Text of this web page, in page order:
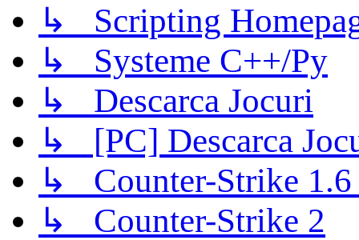
↳ Scripting
↳ Systeme C++/Py
↳ Descarca Jocuri
↳ [PC] Descarca
↳ Counter-Strike 1.6
↳ Counter-Strike 2